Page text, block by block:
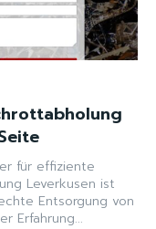
für effiziente
Leverkusen ist
Entsorgung von
Erfahrung...